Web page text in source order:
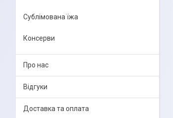
Сублімована їжа
Консерви
Про нас
Відгуки
Доставка та оплата